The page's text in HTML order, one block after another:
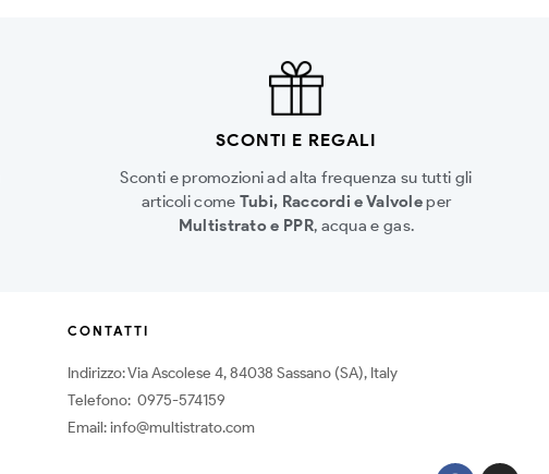
SCONTI E REGALI
Sconti e promozioni ad alta frequenza su tutti gli
articoli come Tubi, Raccordi e Valvoleper
Multistrato e PPR, acqua e gas.
CONTATTI
Indirizzo: Via Ascolese 4, 84038 Sassano (SA), Italy
Telefono: 0975-574159
Email: info@multistrato.com